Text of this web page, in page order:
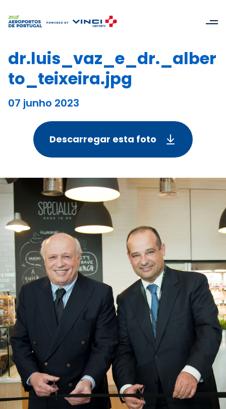
dr.luis_vaz_e_dr._alber
to_teixeira.jpg
07 junho 2023
Descarregar esta foto